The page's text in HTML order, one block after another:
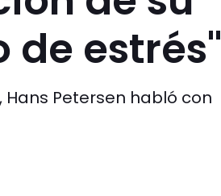
de estrés"
Petersen habló con